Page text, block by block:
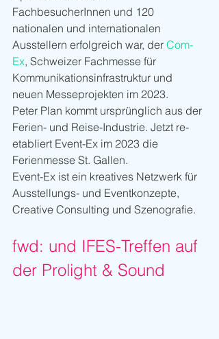
FachbesucherInnen und 120
nationalen und internationalen
Ausstellern erfolgreich war, der Com-
Ex, Schweizer Fachmesse für
Kommunikationsinfrastruktur und
neuen Messeprojekten im 2023.
Peter Plan kommt ursprünglich aus der
Ferien- und Reise-Industrie. Jetzt re-
etabliert Event-Ex im 2023 die
Ferienmesse St. Gallen.
Event-Ex ist ein kreatives Netzwerk für
Ausstellungs- und Eventkonzepte,
Creative Consulting und Szenografie.
fwd: und IFES-Treffen auf
der Prolight & Sound